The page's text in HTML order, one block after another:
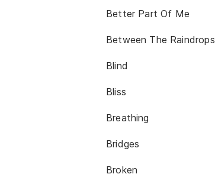
Better Part Of Me
Between The
Blind
Bliss
Breathing
Bridges
Broken